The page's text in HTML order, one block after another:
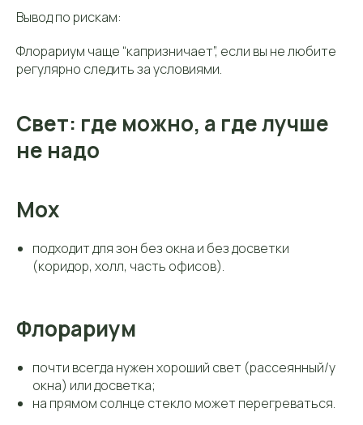
Вывод по рискам:
Флорариум чаще “капризничает”, если вы не любите
регулярно следить за условиями.
Свет: где можно, а где лучше
не надо
Мох
подходит для зон без окна и без досветки
(коридор, холл, часть офисов).
Флорариум
почти всегда нужен хороший свет (рассеянный/у
окна) или досветка;
на прямом солнце стекло может перегреваться.